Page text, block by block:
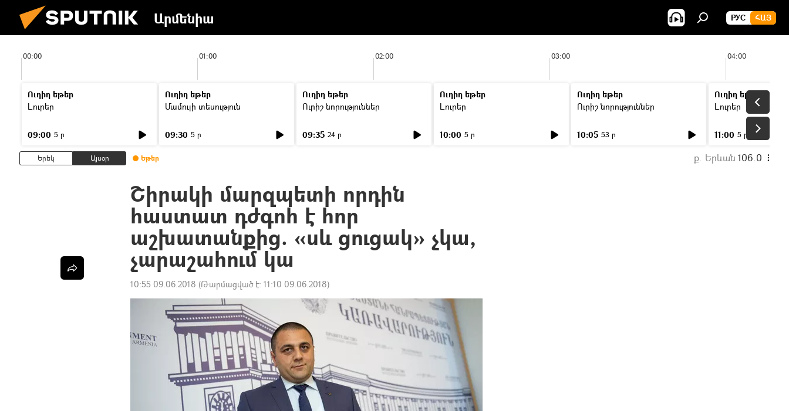
Արմենիա РУС ՀԱՅ
00:00 01:00 02:00 03:00 04:00
Ուղիղ եթեր
Լուրեր
09:00 5 ր
Ուղիղ եթեր
Մամուլի տեսություն
09:30 5 ր
Ուղիղ եթեր
Ուրիշ նորություններ
09:35 24 ր
Ուղիղ եթեր
Լուրեր
10:00 5 ր
Ուղիղ եթեր
Ուրիշ նորություններ
10:05 53 ր
Ուղիղ եթեր
Լուրեր
11:00 5 ր
Երեկ Այսօր Եթեր ք. Երևան 106.0
Շիրակի մարզպետի որդին
հաստատ դժգոհ է հոր
աշխատանքից. «սև ցուցակ» չկա,
չարաշահում կա
10:55 09.06.2018 (Թարմացված է: 11:10 09.06.2018)